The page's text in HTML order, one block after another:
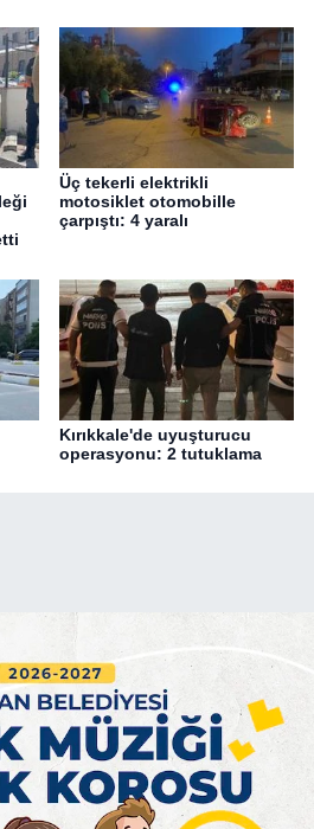
Üç tekerli elektrikli
motosiklet otomobille
çarpıştı: 4 yaralı
Kırıkkale'de uyuşturucu
operasyonu: 2 tutuklama